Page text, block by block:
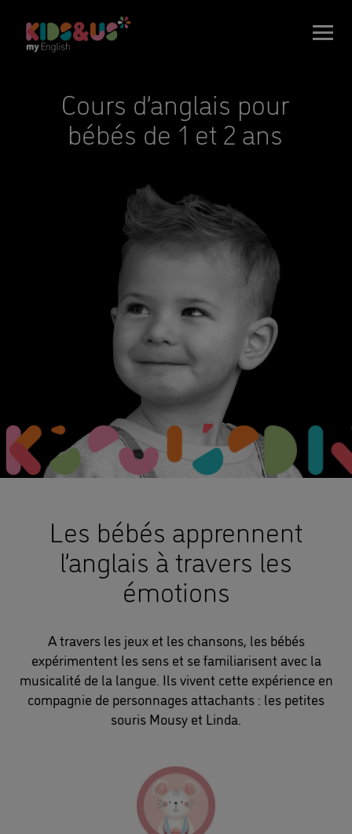
Cours d’anglais pour
bébés de 1 et 2 ans
Les bébés apprennent
l’anglais à travers les
émotions
A travers les jeux et les chansons, les bébés
expérimentent les sens et se familiarisent avec la
musicalité de la langue. Ils vivent cette expérience en
compagnie de personnages attachants : les petites
souris Mousy et Linda.